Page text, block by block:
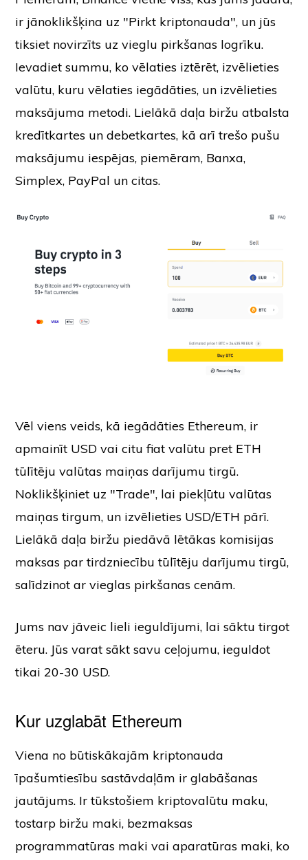
ir jānoklikšķina uz "Pirkt kriptonauda", un jūs
tiksiet novirzīts uz vieglu pirkšanas logrīku.
Ievadiet summu, ko vēlaties iztērēt, izvēlieties
valūtu, kuru vēlaties iegādāties, un izvēlieties
maksājuma metodi. Lielākā daļa biržu atbalsta
kredītkartes un debetkartes, kā arī trešo pušu
maksājumu iespējas, piemēram, Banxa,
Simplex, PayPal un citas.
Vēl viens veids, kā iegādāties Ethereum, ir
apmainīt USD vai citu fiat valūtu pret ETH
tūlītēju valūtas maiņas darījumu tirgū.
Noklikšķiniet uz "Trade", lai piekļūtu valūtas
maiņas tirgum, un izvēlieties USD/ETH pārī.
Lielākā daļa biržu piedāvā lētākas komisijas
maksas par tirdzniecību tūlītēju darījumu tirgū,
salīdzinot ar vieglas pirkšanas cenām.
Jums nav jāveic lieli ieguldījumi, lai sāktu tirgot
ēteru. Jūs varat sākt savu ceļojumu, ieguldot
tikai 20-30 USD.
Kur uzglabāt Ethereum
Viena no būtiskākajām kriptonauda
īpašumtiesību sastāvdaļām ir glabāšanas
jautājums. Ir tūkstošiem kriptovalūtu maku,
tostarp biržu maki, bezmaksas
programmatūras maki vai aparatūras maki, ko